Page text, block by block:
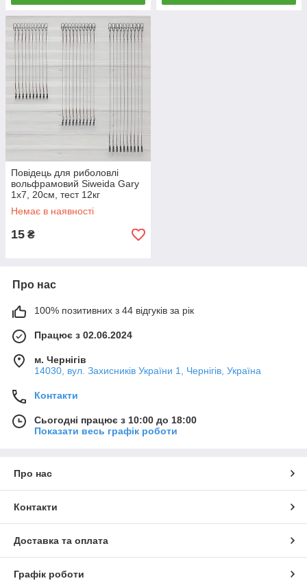
Повідець для риболовлі
вольфрамовий Siweida Gary
1х7, 20см, тест 12кг
Немає в наявності
15 ₴
Про нас
100% позитивних з 44 відгуків за рік
Працює з 02.06.2024
м. Чернігів
14030, вул. Захисників України 1, Чернігів, Україна
Контакти
Сьогодні працює з 10:00 до 18:00
Показати весь графік роботи
Про нас
Контакти
Доставка та оплата
Графік роботи